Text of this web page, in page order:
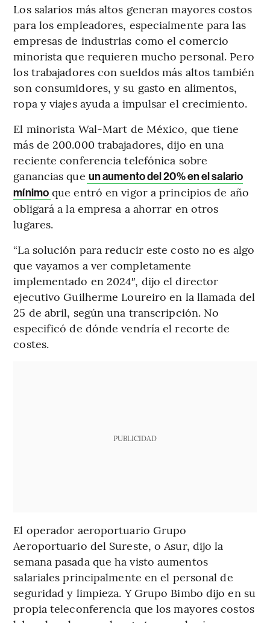
Los salarios más altos generan mayores costos
para los empleadores, especialmente para las
empresas de industrias como el comercio
minorista que requieren mucho personal. Pero
los trabajadores con sueldos más altos también
son consumidores, y su gasto en alimentos,
ropa y viajes ayuda a impulsar el crecimiento.
El minorista Wal-Mart de México, que tiene
más de 200.000 trabajadores, dijo en una
reciente conferencia telefónica sobre
ganancias que un aumento del 20% en el salario
mínimo que entró en vigor a principios de año
obligará a la empresa a ahorrar en otros
lugares.
“La solución para reducir este costo no es algo
que vayamos a ver completamente
implementado en 2024″, dijo el director
ejecutivo Guilherme Loureiro en la llamada del
25 de abril, según una transcripción. No
especificó de dónde vendría el recorte de
costes.
PUBLICIDAD
El operador aeroportuario Grupo
Aeroportuario del Sureste, o Asur, dijo la
semana pasada que ha visto aumentos
salariales principalmente en el personal de
seguridad y limpieza. Y Grupo Bimbo dijo en su
propia teleconferencia que los mayores costos